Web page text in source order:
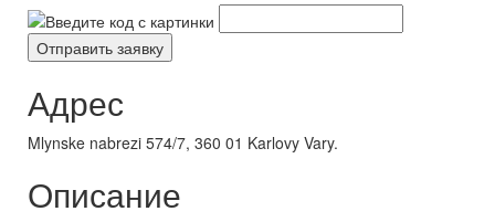
Адрес
Mlynske nabrezi 574/7, 360 01 Karlovy Vary.
Описание